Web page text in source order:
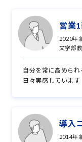
営業
2020年
文学部
自分を常に高めら
日々実感しています
導入
2014年